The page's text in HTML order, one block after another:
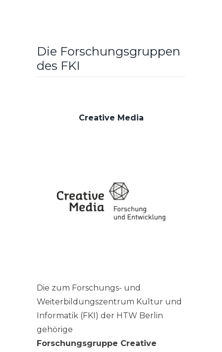
Die Forschungsgruppen
des FKI
Creative Media
Die zum Forschungs- und
Weiterbildungszentrum Kultur und
Informatik (FKI) der HTW Berlin
gehörige
Forschungsgruppe Creative